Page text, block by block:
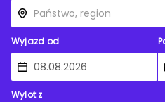
Wyjazd od
Wylot z